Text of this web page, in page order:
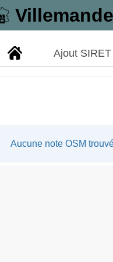
Ajout SIRET
Aucune note OSM